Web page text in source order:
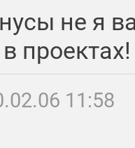
не я
проектах!
11:58